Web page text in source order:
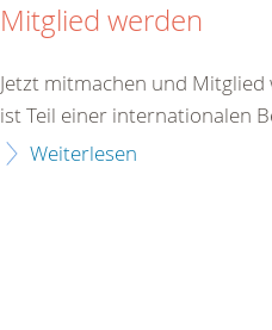
Mitglied werden
Jetzt mitmachen und Mitglied
ist Teil einer internationalen
Weiterlesen